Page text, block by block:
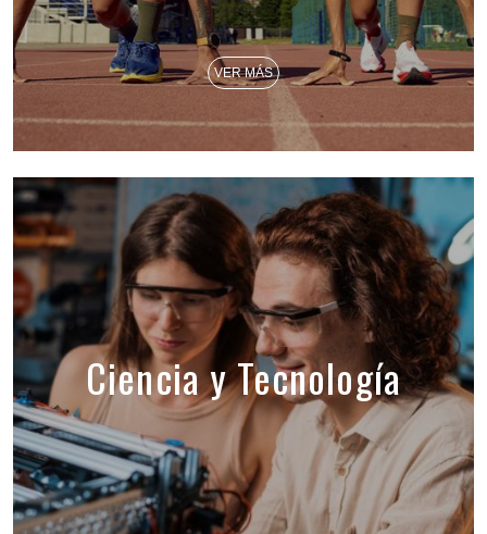
VER MÁS
Ciencia y Tecnología